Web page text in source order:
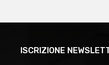
ISCRIZIONE